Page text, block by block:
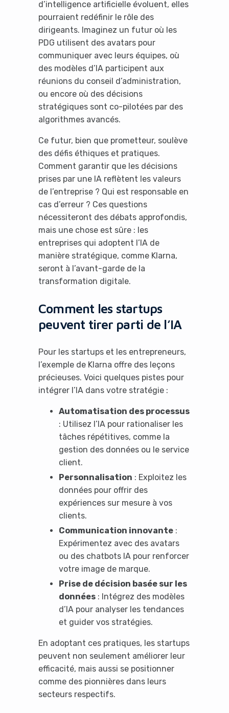
d’intelligence artificielle évoluent, elles
pourraient redéfinir le rôle des
dirigeants. Imaginez un futur où les
PDG utilisent des avatars pour
communiquer avec leurs équipes, où
des modèles d’IA participent aux
réunions du conseil d’administration,
ou encore où des décisions
stratégiques sont co-pilotées par des
algorithmes avancés.
Ce futur, bien que prometteur, soulève
des défis éthiques et pratiques.
Comment garantir que les décisions
prises par une IA reflètent les valeurs
de l’entreprise ? Qui est responsable en
cas d’erreur ? Ces questions
nécessiteront des débats approfondis,
mais une chose est sûre : les
entreprises qui adoptent l’IA de
manière stratégique, comme Klarna,
seront à l’avant-garde de la
transformation digitale.
Comment les startups
peuvent tirer parti de l’IA
Pour les startups et les entrepreneurs,
l’exemple de Klarna offre des leçons
précieuses. Voici quelques pistes pour
intégrer l’IA dans votre stratégie :
Automatisation des processus
: Utilisez l’IA pour rationaliser les
tâches répétitives, comme la
gestion des données ou le service
client.
Personnalisation : Exploitez les
données pour offrir des
expériences sur mesure à vos
clients.
Communication innovante:
Expérimentez avec des avatars
ou des chatbots IA pour renforcer
votre image de marque.
Prise de décision basée sur les
données: Intégrez des modèles
d’IA pour analyser les tendances
et guider vos stratégies.
En adoptant ces pratiques, les startups
peuvent non seulement améliorer leur
efficacité, mais aussi se positionner
comme des pionnières dans leurs
secteurs respectifs.
Yes, I will turn off Ad-Blocker
No Thanks